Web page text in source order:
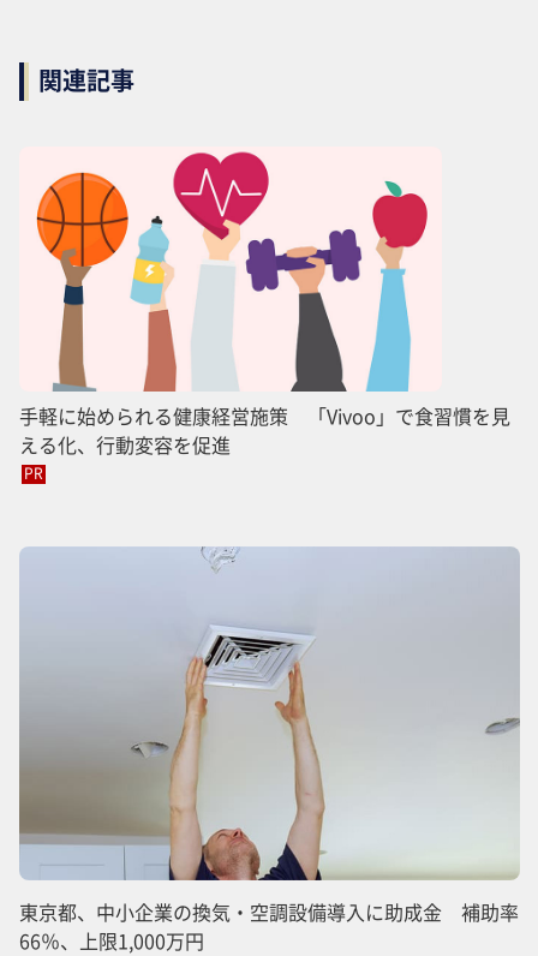
関連記事
手軽に始められる健康経営施策 「Vivoo」で食習慣を見
える化、行動変容を促進
PR
東京都、中小企業の換気・空調設備導入に助成金 補助率
66％、上限1,000万円